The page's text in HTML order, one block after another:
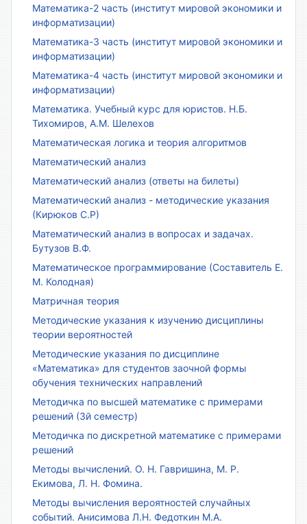
Математика-2 часть (институт мировой экономики и
информатизации)
Математика-3 часть (институт мировой экономики и
информатизации)
Математика-4 часть (институт мировой экономики и
информатизации)
Математика. Учебный курс для юристов. Н.Б.
Тихомиров, А.М. Шелехов
Математическая логика и теория алгоритмов
Математический анализ
Математический анализ (ответы на билеты)
Математический анализ - методические указания
(Кирюков С.Р)
Математический анализ в вопросах и задачах.
Бутузов В.Ф.
Математическое программирование (Составитель Е.
М. Колодная)
Матричная теория
Методические указания к изучению дисциплины
теории вероятностей
Методические указания по дисциплине
«Математика» для студентов заочной формы
обучения технических направлений
Методичка по высшей математике с примерами
решений (3й семестр)
Методичка по дискретной математике с примерами
решений
Методы вычислений. О. Н. Гавришина, М. Р.
Екимова, Л. Н. Фомина.
Методы вычисления вероятностей случайных
событий. Анисимова Л.Н. Федоткин М.А.